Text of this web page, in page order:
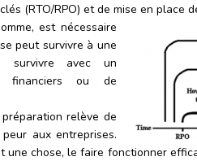
(RTO/RPO) et de mise en place
est nécessaire
peut survivre à une
survivre avec un
financiers ou de
relève de
aux entreprises.
une chose, le faire fonctionner